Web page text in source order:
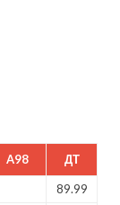
A98 ДТ
89.99